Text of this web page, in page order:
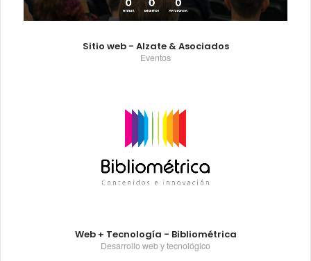
Sitio web - Alzate & Asociados
Eventos
Web + Tecnología - Bibliométrica
Desarrollo web y tecnológico